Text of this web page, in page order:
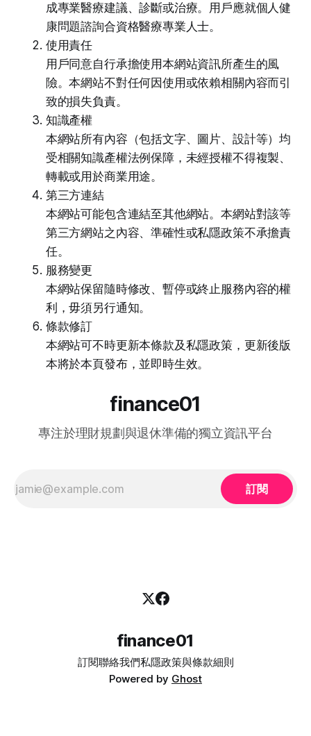
成專業醫療建議、診斷或治療。用戶應就個人健
康問題諮詢合資格醫療專業人士。
使用責任
用戶同意自行承擔使用本網站資訊所產生的風
險。本網站不對任何因使用或依賴相關內容而引
致的損失負責。
知識產權
本網站所有內容（包括文字、圖片、設計等）均
受相關知識產權法例保障，未經授權不得複製、
轉載或用於商業用途。
第三方連結
本網站可能包含連結至其他網站。本網站對該等
第三方網站之內容、準確性或私隱政策不承擔責
任。
服務變更
本網站保留隨時修改、暫停或終止服務內容的權
利，毋須另行通知。
條款修訂
本網站可不時更新本條款及私隱政策，更新後版
本將於本頁發布，並即時生效。
finance01
專注於理財規劃與退休準備的獨立資訊平台
訂閱
finance01
訂閱聯絡我們私隱政策與條款細則
Powered by Ghost